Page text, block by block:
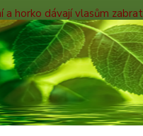
a horko dávají vlasům
Blog